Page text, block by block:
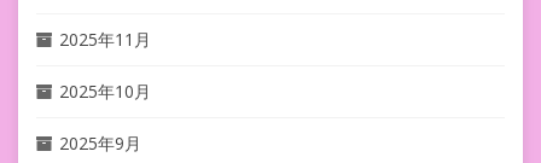
2025年11月
2025年10月
2025年9月